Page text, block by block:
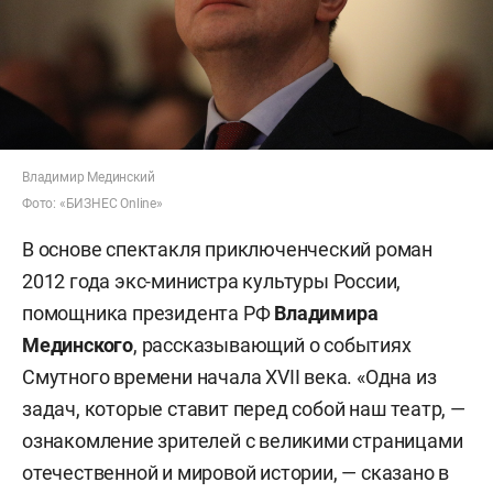
Владимир Мединский
Фото: «БИЗНЕС Online»
В основе спектакля приключенческий роман
2012 года экс-министра культуры России,
помощника президента РФВладимира
Мединского, рассказывающий о событиях
Смутного времени начала XVII века. «Одна из
задач, которые ставит перед собой наш театр, —
ознакомление зрителей с великими страницами
отечественной и мировой истории, — сказано в